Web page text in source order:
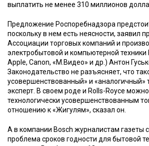
выплатить не менее 310 миллионов
Предложение Роспоребнадзора
поскольку в нем есть неясности, заявил
Ассоциации торговых компаний и
электробытовой и компьютерной
Apple, Canon, «М.Видео» и др.) Антон
Законодательство не разъясняет, что
усовершенствованный» и «аналогичный»
эксперт. В своем роде и Rolls-Royce
технологически усовершенствованным
отношению к «Жигулям», сказал он.
А в компании Bosch журналистам газеты
проблема сроков годности для бытовой